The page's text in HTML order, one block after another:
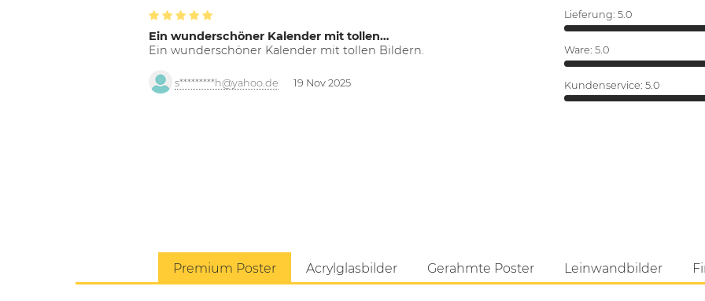
Ein wunderschöner Kalender mit tollen…
Ein wunderschöner Kalender mit tollen Bildern.
s*********h@yahoo.de 19 Nov 2025
Lieferung: 5.0
Ware: 5.0
Kundenservice: 5.0
Premium Poster Acrylglasbilder Gerahmte Poster Leinwandbilder